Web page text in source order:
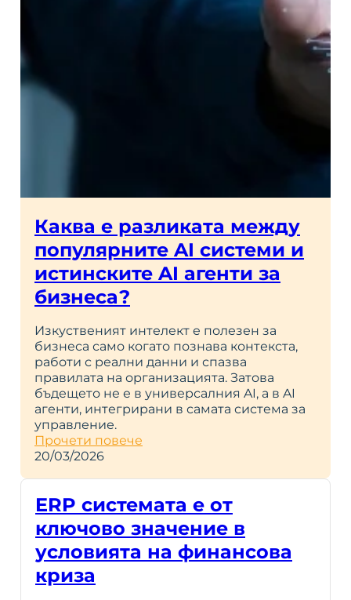
Каква е разликата между
популярните AI системи и
истинските AI агенти за
бизнеса?
Изкуственият интелект е полезен за
бизнеса само когато познава контекста,
работи с реални данни и спазва
правилата на организацията. Затова
бъдещето не е в универсалния AI, а в AI
агенти, интегрирани в самата система за
управление.
Прочети повече
20/03/2026
ERP системата е от
ключово значение в
условията на финансова
криза